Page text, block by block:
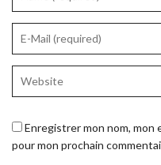
Enregistrer mon nom, mon
pour mon prochain